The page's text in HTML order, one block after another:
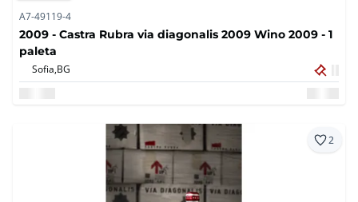
A7-49119-4
2009 - Castra Rubra via diagonalis 2009 Wino 2009 - 1
paleta
Sofia,BG
2